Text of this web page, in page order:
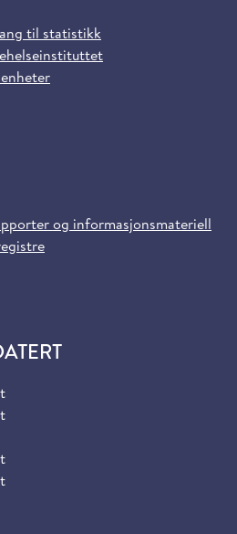
til statistikk
og informasjonsmateriell